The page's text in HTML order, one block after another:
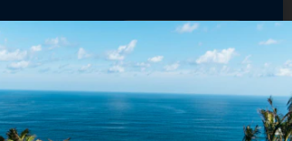
8828 Email írása